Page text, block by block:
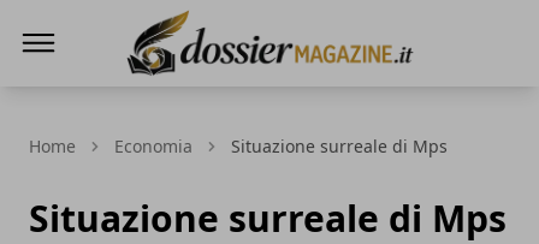
Home Economia Situazione surreale di Mps
Situazione surreale di Mps